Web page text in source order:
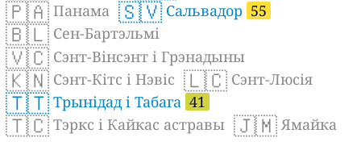
🇵🇦 Панама 🇸🇻 Сальвадор 55
🇧🇱 Сен-Бартэльмі
🇻🇨 Сэнт-Вінсэнт і Грэнадыны
🇰🇳 Сэнт-Кітс і Нэвіс 🇱🇨 Сэнт-Люсія
🇹🇹 Трынідад і Табага 41
🇹🇨 Тэркс і Кайкас астравы 🇯🇲 Ямайка